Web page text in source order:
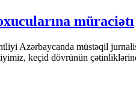
müraciətı
Azərbaycanda müstəqil
keçid dövrünün